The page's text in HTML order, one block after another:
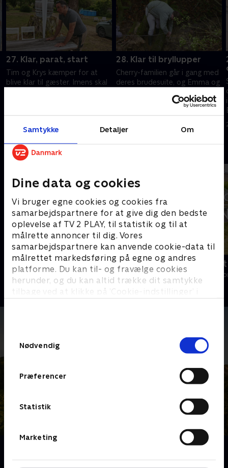
Samtykke Detaljer Om
Dine data og cookies
Vi bruger egne cookies og cookies fra
samarbejdspartnere for at give dig den bedste
oplevelse af TV 2 PLAY, til statistik og til at
målrette annoncer til dig. Vores
samarbejdspartnere kan anvende cookie-data til
målrettet markedsføring på egne og andres
platforme. Du kan til- og fravælge cookies
herunder, og du kan altid trække dit samtykke
tilbage ved at klikke på ’Cookie-indstillinger’ i
Nødvendig
Præferencer
Statistik
Marketing
27. Klar, parat, start
Tim og Krys kæmper for at
blive klar til gæster. Imens skal
26. november 2022 • 44 min
28. Klar til bryllupper
Cherry-familien går i gang med
deres brudesuite, og Emma og
gendannet deres sø. Alison og
26. november 2022 • 44 min
Andre så også
Linde på Langeland
Livsstil • 5 sæsoner Livsstil • 1